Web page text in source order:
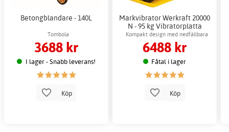
Betongblandare - 140L
Tombola
3688 kr
I lager - Snabb leverans!
Köp
Markvibrator Werkraft 20000
N - 95 kg Vibratorplatta
Padda Grus
Kompakt design med nedfällbara
transporthjul
6488 kr
Fåtal i lager
Köp